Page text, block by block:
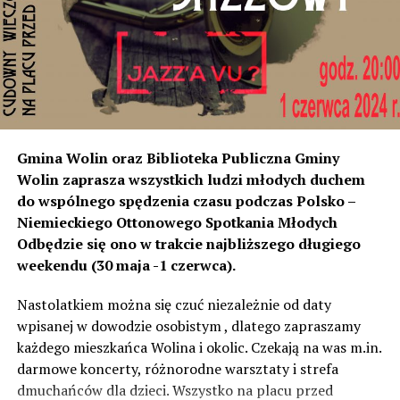
instalacji, to na tym odcinku generują dokładnie ten sam
poziom dźwięku co tam. Sprawdzałyśmy, że odległość
naszych nieruchomości od drogi jest taka sama, a nawet
w stosunku do niektórych mniejsza niż tych, które są na
początku miejscowości chronione ekranami – mówi
Jolanta Podhajska.
Przedstawiciel GDDKiA mówi, że po roku od oddania
inwestycji będzie przeprowadzona ponowna analiza
hałasu, jeśli decybeli będzie więcej niż sądzono –
wówczas ekrany zostaną zamontowane.
– Jeżeli wyjdzie na to, że są przekroczone normy, to
zabezpieczeń. Dopóki nie będzie tych przekroczonych
norm dopuszczalnego hałasu, no to nie możemy nic
zrobić. Tam są odpowiednie normy – 61 i 56 decybeli –
zaznacza.
Gmina Wolin oraz Biblioteka Publiczna Gminy
Wolin zaprasza wszystkich ludzi młodych duchem
do wspólnego spędzenia czasu podczas Polsko –
Niemieckiego Ottonowego Spotkania Młodych
Odbędzie się ono w trakcie najbliższego długiego
weekendu (30 maja -1 czerwca).
Nastolatkiem można się czuć niezależnie od daty
wpisanej w dowodzie osobistym , dlatego zapraszamy
każdego mieszkańca Wolina i okolic. Czekają na was m.in.
darmowe koncerty, różnorodne warsztaty i strefa
dmuchańców dla dzieci. Wszystko na placu przed